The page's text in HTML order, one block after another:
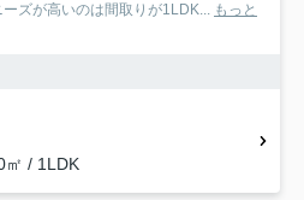
ズが高いのは間取りが1LDK... もっと
㎡ / 1LDK